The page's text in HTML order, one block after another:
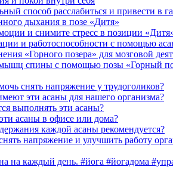
способ расслабиться и привести в
дыхания в позе «Дитя»
и снимите стресс в позиции
и работоспособности с помощью
«Горного позера» для мозговой
спины с помощью позы «Горный
снять напряжение у трудоголиков?
эти асаны для нашего организма?
выполнять эти асаны?
асаны в офисе или дома?
каждой асаны рекомендуется?
напряжение и улучшить работу
на каждый день. #йога #йогадома